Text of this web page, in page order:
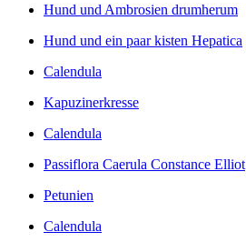
Hund und Ambrosien drumherum
Hund und ein paar kisten Hepatica
Calendula
Kapuzinerkresse
Calendula
Passiflora Caerula Constance Elliot
Petunien
Calendula